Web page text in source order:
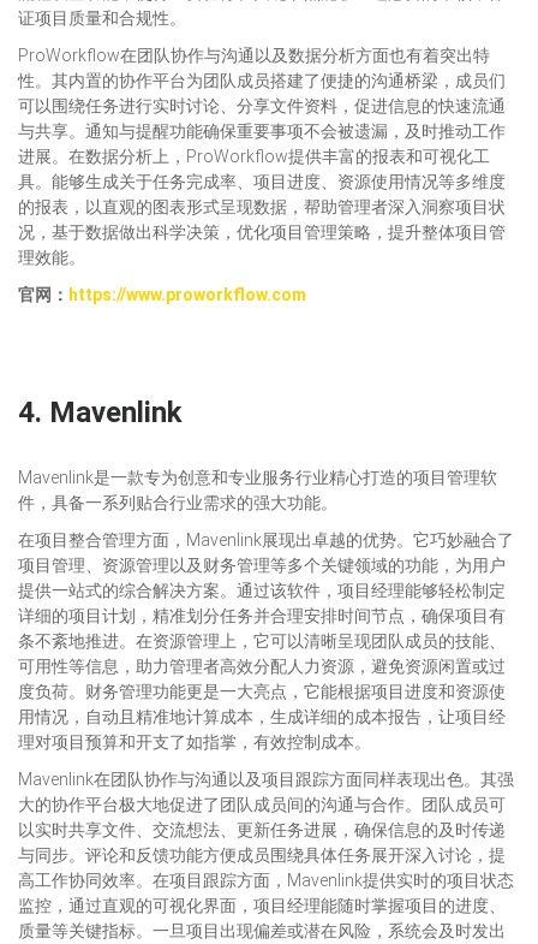
证项目质量和合规性。
ProWorkflow在团队协作与沟通以及数据分析方面也有着突出特
性。其内置的协作平台为团队成员搭建了便捷的沟通桥梁，成员们
可以围绕任务进行实时讨论、分享文件资料，促进信息的快速流通
与共享。通知与提醒功能确保重要事项不会被遗漏，及时推动工作
进展。在数据分析上，ProWorkflow提供丰富的报表和可视化工
具。能够生成关于任务完成率、项目进度、资源使用情况等多维度
的报表，以直观的图表形式呈现数据，帮助管理者深入洞察项目状
况，基于数据做出科学决策，优化项目管理策略，提升整体项目管
理效能。
官网： https://www.proworkflow.com
4. Mavenlink
Mavenlink是一款专为创意和专业服务行业精心打造的项目管理软
件，具备一系列贴合行业需求的强大功能。
在项目整合管理方面，Mavenlink展现出卓越的优势。它巧妙融合了
项目管理、资源管理以及财务管理等多个关键领域的功能，为用户
提供一站式的综合解决方案。通过该软件，项目经理能够轻松制定
详细的项目计划，精准划分任务并合理安排时间节点，确保项目有
条不紊地推进。在资源管理上，它可以清晰呈现团队成员的技能、
可用性等信息，助力管理者高效分配人力资源，避免资源闲置或过
度负荷。财务管理功能更是一大亮点，它能根据项目进度和资源使
用情况，自动且精准地计算成本，生成详细的成本报告，让项目经
理对项目预算和开支了如指掌，有效控制成本。
Mavenlink在团队协作与沟通以及项目跟踪方面同样表现出色。其强
大的协作平台极大地促进了团队成员间的沟通与合作。团队成员可
以实时共享文件、交流想法、更新任务进展，确保信息的及时传递
与同步。评论和反馈功能方便成员围绕具体任务展开深入讨论，提
高工作协同效率。在项目跟踪方面，Mavenlink提供实时的项目状态
监控，通过直观的可视化界面，项目经理能随时掌握项目的进度、
质量等关键指标。一旦项目出现偏差或潜在风险，系统会及时发出